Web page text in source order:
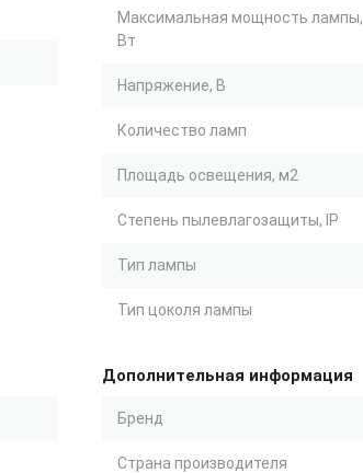
Максимальная мощность лампы,
Вт
Напряжение, В
Количество ламп
Площадь освещения, м2
Степень пылевлагозащиты, IP
Тип лампы
Тип цоколя лампы
Дополнительная информация
Бренд
Страна производителя